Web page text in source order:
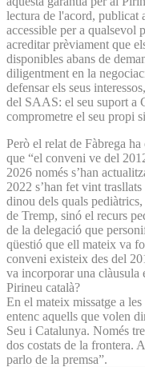
lectura de l'acord, publicat
accessible per a qualsevol
acreditar prèviament que
disponibles abans de
diligentment en la
defensar els seus
del SAAS: el seu suport a
comprometre el seu propi
Però el relat de Fàbrega
que “el conveni ve del
2026 només s’han
2022 s’han fet vint
dinou dels quals
de Tremp, sinó el recurs
de la delegació que
qüestió que ell mateix va
conveni existeix des del
va incorporar una clàusula
Pirineu català?
En el mateix missatge a
entenc aquells que volen
Seu i Catalunya. Només
dos costats de la frontera.
parlo de la premsa”.